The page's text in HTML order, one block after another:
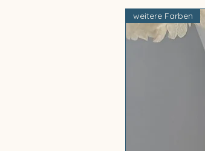
weitere Farben